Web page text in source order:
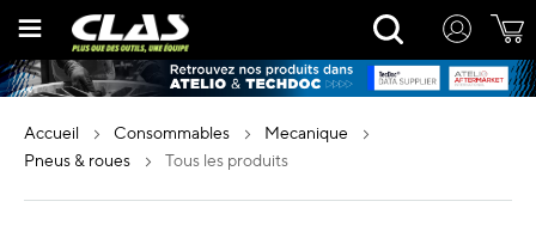
contenu
Rechercher
accueil consommables
mecanique
pneus & roues
tous les produits